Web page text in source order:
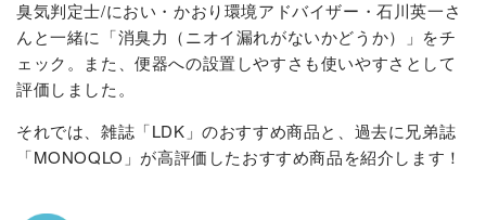
臭気判定士/におい・かおり環境アドバイザー・石川英一さ
んと一緒に「消臭力（ニオイ漏れがないかどうか）」をチ
ェック。また、便器への設置しやすさも使いやすさとして
評価しました。
それでは、雑誌「LDK」のおすすめ商品と、過去に兄弟誌
「MONOQLO」が高評価したおすすめ商品を紹介します！